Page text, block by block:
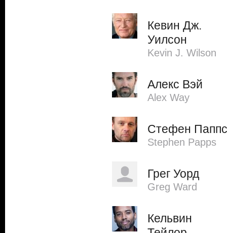
Кевин Дж.
Уилсон
Kevin J. Wilson
Алекс Вэй
Alex Way
Стефен Паппс
Stephen Papps
Грег Уорд
Greg Ward
Кельвин